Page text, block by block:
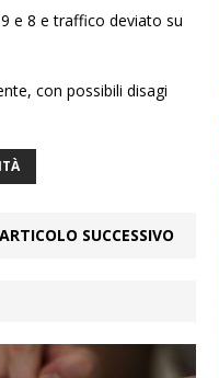
e 8 e traffico deviato su
con possibili disagi
ARTICOLO SUCCESSIVO